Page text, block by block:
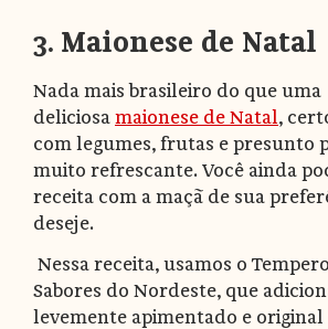
3. Maionese de Natal
Nada mais brasileiro do que uma
deliciosa maionese de Natal,
com legumes, frutas e presunto
muito refrescante. Você ainda
receita com a maçã de sua
deseje.
Nessa receita, usamos o
Sabores do Nordeste, que
levemente apimentado e original